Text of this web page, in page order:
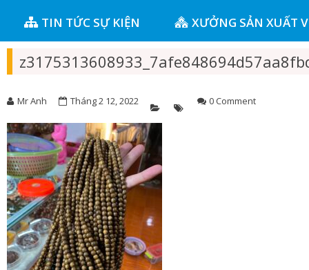
TIN TỨC SỰ KIỆN XƯỞNG SẢN XUẤT
Mr Anh Tháng 2 12, 2022 0 Comment